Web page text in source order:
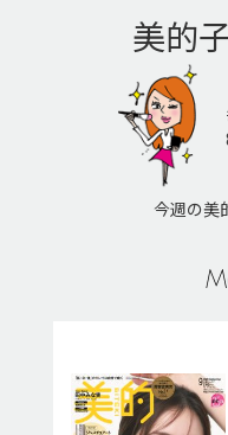
美的
今週の美